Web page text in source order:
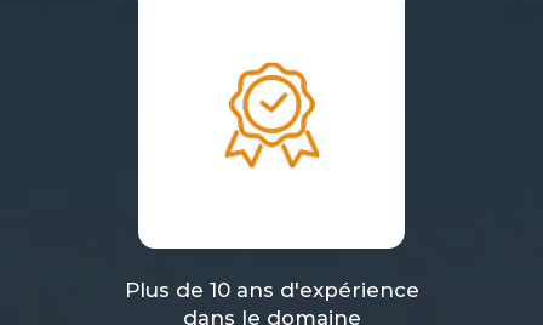
Plus de 10 ans d'expérience
dans le domaine